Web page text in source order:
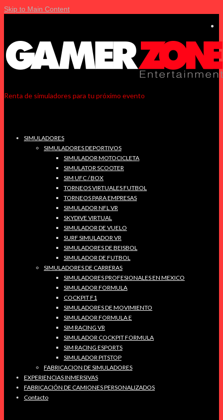
Skip to Main Content
Renta de simuladores para tu próximo evento
SIMULADORES
SIMULADORES DEPORTIVOS
SIMULADOR MOTOCICLETA
SIMULATOR SCOOTER
SIM UFC / BOX
TORNEOS VIRTUALES FUTBOL
TORNEOS PARA EMPRESAS
SIMULADOR NFL VR
SKYDIVE VIRTUAL
SIMULADOR DE VUELO
SURF SIMULADOR VR
SIMULADORES DE BEISBOL
SIMULADOR DE FUTBOL
SIMULADORES DE CARRERAS
SIMULADORES PROFESIONALES EN MEXICO
SIMULADOR FORMULA
COCKPIT F1
SIMULADORES DE MOVIMIENTO
SIMULADOR FORMULA E
SIM RACING VR
SIMULADOR COCKPIT FORMULA
SIM RACING ESPORTS
SIMULADOR PITSTOP
FABRICACION DE SIMULADORES
EXPERIENCIAS INMERSIVAS
FABRICACIÓN DE CAMIONES PERSONALIZADOS
Contacto